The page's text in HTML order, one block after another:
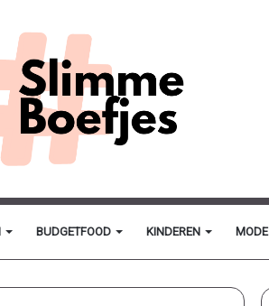
BUDGETFOOD KINDEREN MODE